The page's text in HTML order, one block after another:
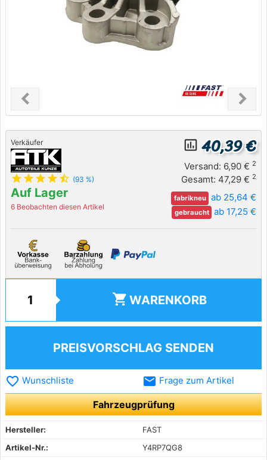
chevron_leftPrevious chevron_right
Next
Verkäufer
star star star star star_half (93 %)
Auf Lager
6 Beobachten diesen Artikel
insert_chart_outlined 40,39 €
Versand: 6,90 € 2
Gesamt: 47,29 € 2
fabrikneu ab 25,64 €
gebraucht ab 17,25 €
shopping_cart WARENKORB
PREISVORSCHLAG SENDEN
favorite_border Wunschliste email Frage zum Artikel
Fahrzeugprüfung
Hersteller:
FAST
Artikel-Nr.:
Y4RP7QG8